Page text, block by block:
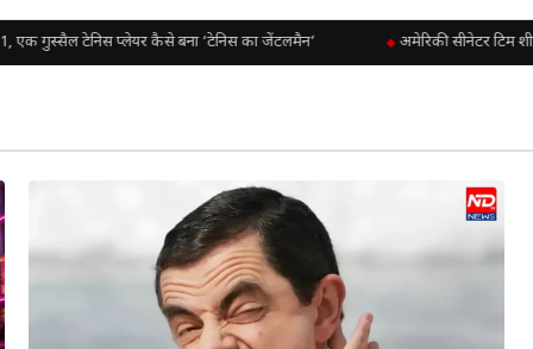
एक गुस्सैल टेनिस प्लेयर कैसे बना ‘टेनिस का जेंटलमैन’ अमेरिकी सीनेटर टिम